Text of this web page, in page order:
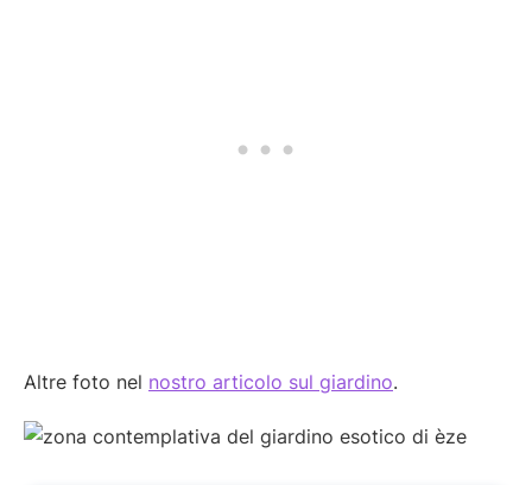
Altre foto nel nostro articolo sul giardino.